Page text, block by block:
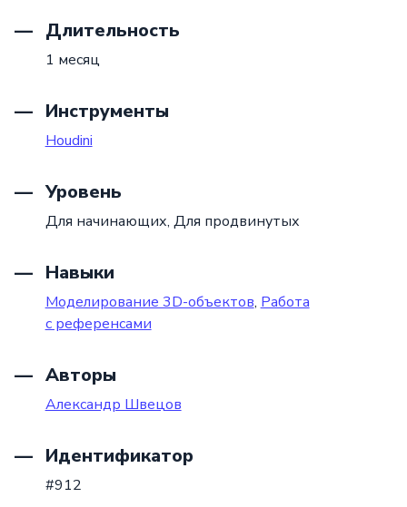
Длительность
1 месяц
Инструменты
Houdini
Уровень
Для начинающих, Для продвинутых
Навыки
Моделирование 3D-объектов, Работа
с референсами
Авторы
Александр Швецов
Идентификатор
#912